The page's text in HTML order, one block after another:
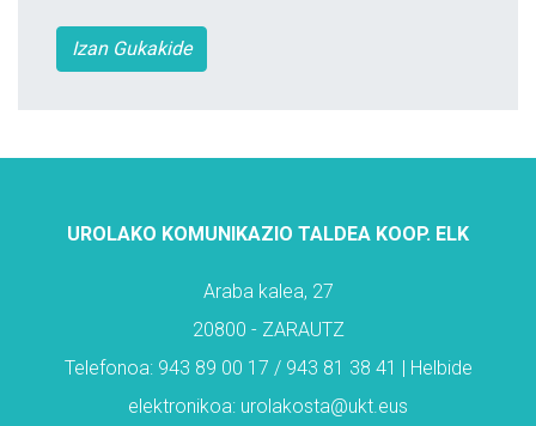
Izan Gukakide
UROLAKO KOMUNIKAZIO TALDEA KOOP. ELK
Araba kalea, 27
20800 - ZARAUTZ
Telefonoa: 943 89 00 17 / 943 81 38 41 | Helbide
elektronikoa: urolakosta@ukt.eus